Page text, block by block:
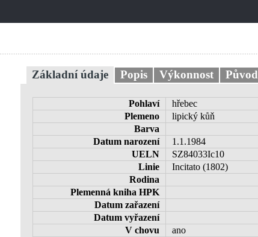
Základní údaje Popis Výkonnost Původ
Pohlaví
hřebec
Plemeno
lipický kůň
Barva
Datum narození
1.1.1984
UELN
SZ84033Ic10
Linie
Incitato (1802)
Rodina
Plemenná kniha HPK
Datum zařazení
Datum vyřazení
V chovu
ano